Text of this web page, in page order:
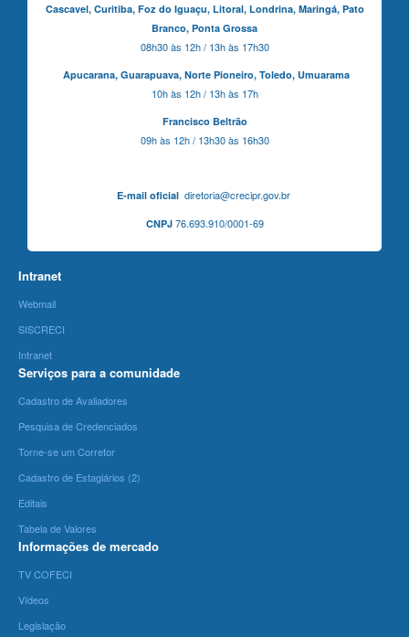
Cascavel, Curitiba,Foz do Iguaçu, Litoral, Londrina, Maringá, Pato
Branco, Ponta Grossa
08h30 às 12h / 13h às 17h30
Apucarana, Guarapuava, Norte Pioneiro, Toledo, Umuarama
10h às 12h / 13h às 17h
Francisco Beltrão
09h às 12h / 13h30 às 16h30
E-mail oficialdiretoria@crecipr.gov.br
CNPJ76.693.910/0001-69
Intranet
Webmail
SISCRECI
Intranet
Serviços para a comunidade
Cadastro de Avaliadores
Pesquisa de Credenciados
Torne-se um Corretor
Cadastro de Estagiários (2)
Editais
Tabela de Valores
Informações de mercado
TV COFECI
Vídeos
Legislação